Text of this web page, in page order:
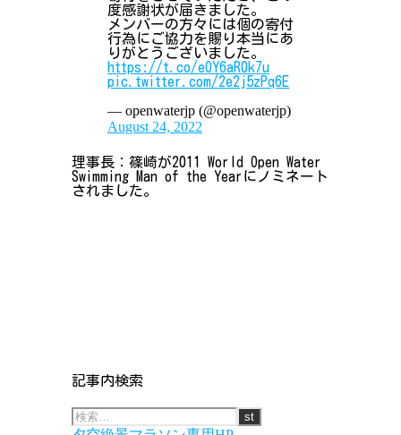
度感謝状が届きました。
メンバーの方々には個の寄付
行為にご協力を賜り本当にあ
りがとうございました。
https://t.co/eOY6aR0k7u
pic.twitter.com/2e2j5zPq6E
— openwaterjp (@openwaterjp)
August 24, 2022
理事長：篠崎が2011 World Open Water
Swimming Man of the Yearにノミネート
されました。
記事内検索